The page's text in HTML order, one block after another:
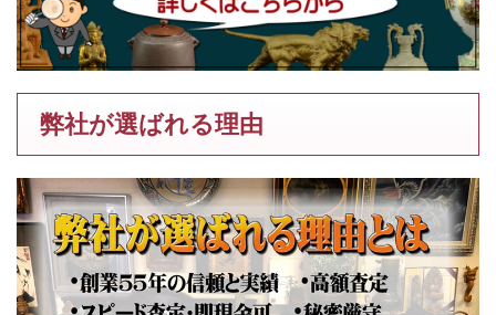
弊社が選ばれる理由